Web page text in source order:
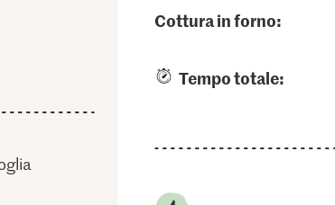
cottura in forno:
Tempo totale: